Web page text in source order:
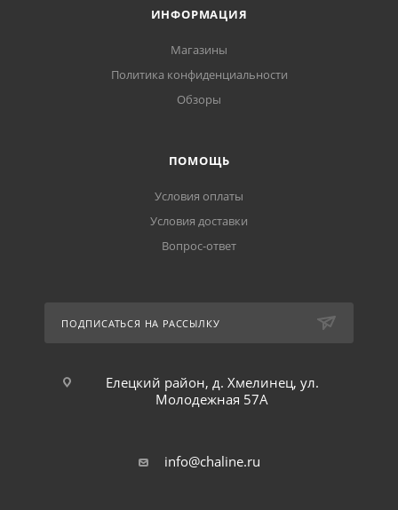
ИНФОРМАЦИЯ
Магазины
Политика конфиденциальности
Обзоры
ПОМОЩЬ
Условия оплаты
Условия доставки
Вопрос-ответ
ПОДПИСАТЬСЯ НА РАССЫЛКУ
Елецкий район, д. Хмелинец, ул.
Молодежная 57А
info@chaline.ru